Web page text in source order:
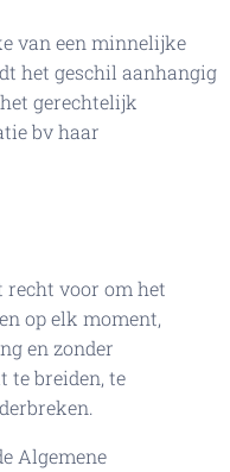
van een minnelijke
het geschil aanhangig
gerechtelijk
bv haar
recht voor om het
op elk moment,
en zonder
te breiden, te
Algemene